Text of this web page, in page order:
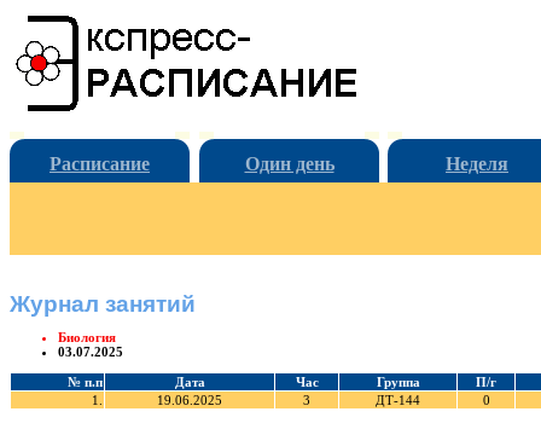
Расписание Один день Неделя
Журнал занятий
Биология
03.07.2025
№ п.п Дата Час Группа
П/г
1.
19.06.2025 3 ДТ-144 0